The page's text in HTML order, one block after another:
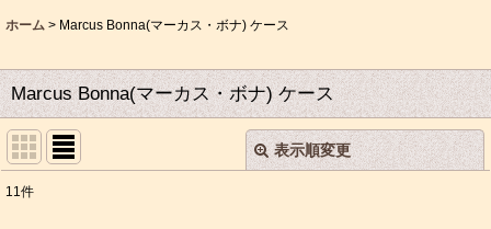
ホーム > Marcus Bonna(マーカス・ボナ) ケース
Marcus Bonna(マーカス・ボナ) ケース
表示順変更 閉じる
11 件